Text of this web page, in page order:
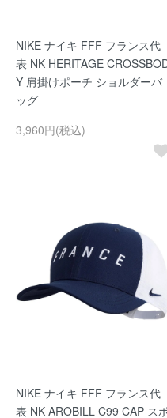
NIKE ナイキ FFF フランス代
表 NK HERITAGE
Y 肩掛けポーチ ショルダーバ
ッグ
3,960円(税込)
NIKE ナイキ FFF フランス代
表 NK AROBILL C99 CAP ス